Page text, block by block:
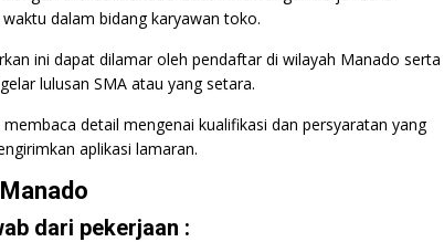
dalam bidang karyawan toko.
ini dapat dilamar oleh pendaftar di wilayah Manado serta
lulusan SMA atau yang setara.
detail mengenai kualifikasi dan persyaratan yang
aplikasi lamaran.
dari pekerjaan :